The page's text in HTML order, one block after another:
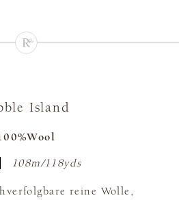
Island
108m/118yds
reine Wolle,